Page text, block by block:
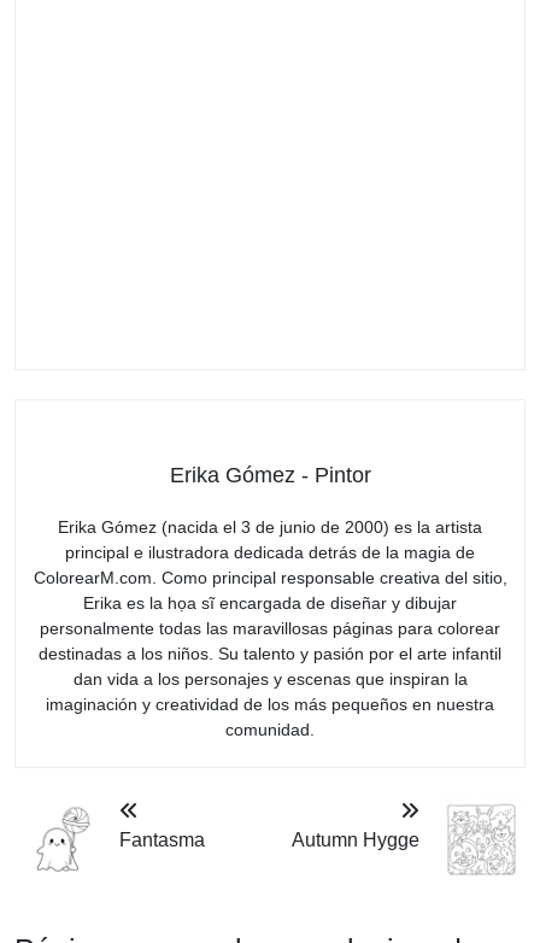
Erika Gómez - Pintor
Erika Gómez (nacida el 3 de junio de 2000) es la artista
principal e ilustradora dedicada detrás de la magia de
ColorearM.com. Como principal responsable creativa del sitio,
Erika es la họa sĩ encargada de diseñar y dibujar
personalmente todas las maravillosas páginas para colorear
destinadas a los niños. Su talento y pasión por el arte infantil
dan vida a los personajes y escenas que inspiran la
imaginación y creatividad de los más pequeños en nuestra
comunidad.
Fantasma Autumn Hygge